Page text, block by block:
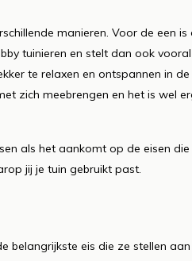
manieren. Voor de een
tuinieren en stelt dan ook
te relaxen en ontspannen in de
zich meebrengen en het is wel
als het aankomt op de eisen
jij je tuin gebruikt past.
eis die ze stellen